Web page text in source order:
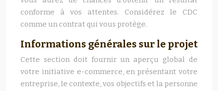
conforme à vos attentes. Considérez le CDC
comme un contrat qui vous protège.
Informations générales sur le projet
Cette section doit fournir un aperçu global de
votre initiative e-commerce, en présentant votre
entreprise, le contexte, vos objectifs et la personne